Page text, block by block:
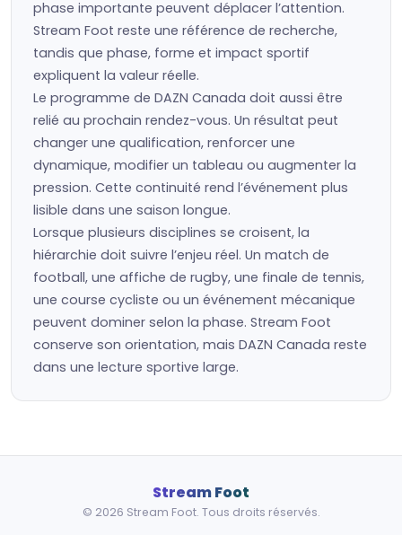
phase importante peuvent déplacer l’attention.
Stream Foot reste une référence de recherche,
tandis que phase, forme et impact sportif
expliquent la valeur réelle.
Le programme de DAZN Canada doit aussi être
relié au prochain rendez-vous. Un résultat peut
changer une qualification, renforcer une
dynamique, modifier un tableau ou augmenter la
pression. Cette continuité rend l’événement plus
lisible dans une saison longue.
Lorsque plusieurs disciplines se croisent, la
hiérarchie doit suivre l’enjeu réel. Un match de
football, une affiche de rugby, une finale de tennis,
une course cycliste ou un événement mécanique
peuvent dominer selon la phase. Stream Foot
conserve son orientation, mais DAZN Canada reste
dans une lecture sportive large.
Stream Foot
© 2026 Stream Foot. Tous droits réservés.